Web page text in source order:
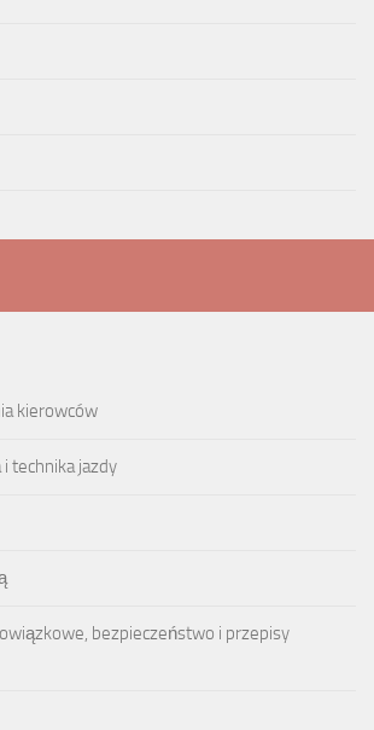
kierowców
i technika jazdy
bezpieczeństwo i przepisy